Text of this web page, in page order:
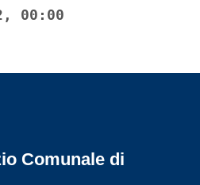
00:00
Comunale di